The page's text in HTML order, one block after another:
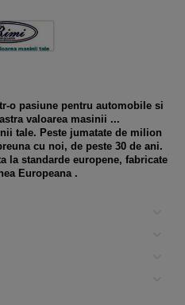
o pasiune pentru automobile si
valoarea masinii ...
tale. Peste jumatate de milion
cu noi, de peste 30 de ani.
la standarde europene, fabricate
Europeana .